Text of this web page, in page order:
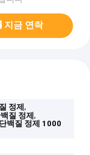
지금 연락
정제,
질 정제,
백질 정제 1000